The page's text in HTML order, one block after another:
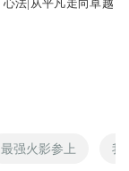
心法|从平凡走向卓越
最强火影参上 我